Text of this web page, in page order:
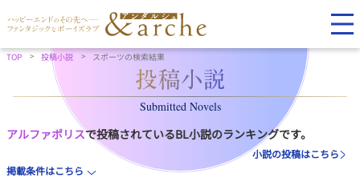
TOP 投稿小説 スポーツの検索結果
Submitted Novels
アルファポリスで投稿されているBL小説のランキングです。
小説の投稿はこちら
掲載条件はこちら